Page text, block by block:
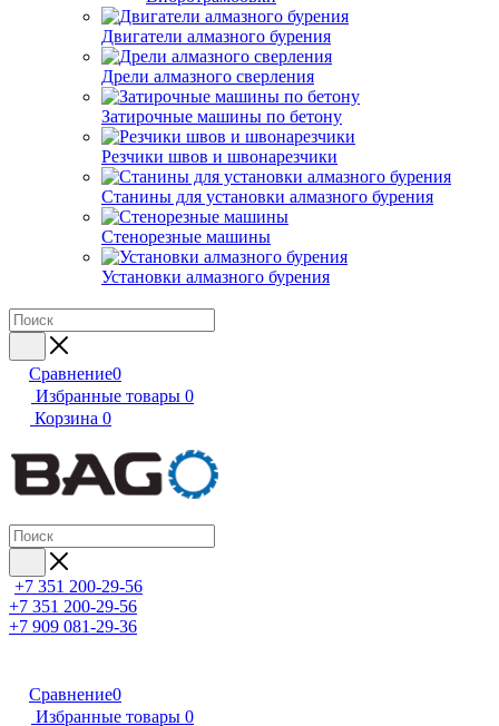
Двигатели алмазного бурения
Дрели алмазного сверления
Затирочные машины по бетону
Резчики швов и швонарезчики
Станины для установки алмазного бурения
Стенорезные машины
Установки алмазного бурения
Сравнение0
Избранные товары 0
Корзина 0
+7 351 200-29-56
+7 351 200-29-56
+7 909 081-29-36
Сравнение0
Избранные товары 0